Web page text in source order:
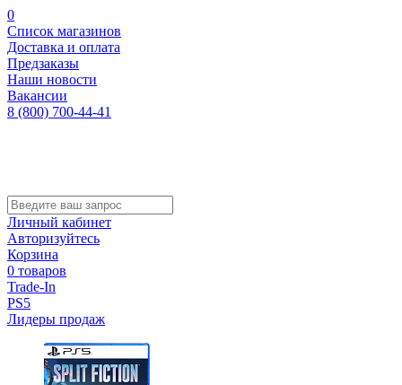
0
Список магазинов
Доставка и оплата
Предзаказы
Наши новости
Вакансии
8 (800) 700-44-41
Личный кабинет
Авторизуйтесь
Корзина
0 товаров
Trade-In
PS5
Лидеры продаж